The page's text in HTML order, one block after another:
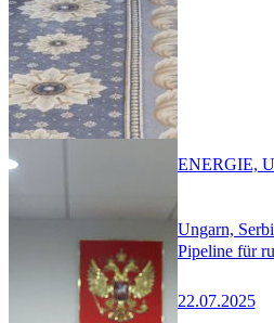
Ungarn,
Pipeline für
22.07.2025
ENERGIE,